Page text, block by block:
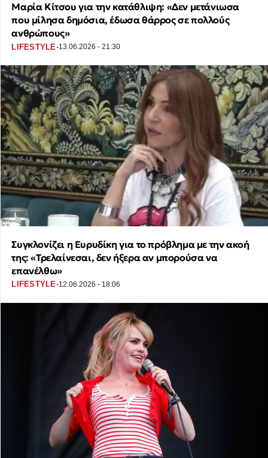
Μαρία Κίτσου για την κατάθλιψη: «Δεν μετάνιωσα
που μίλησα δημόσια, έδωσα θάρρος σε πολλούς
ανθρώπους»
LIFESTYLE ·13.06.2026 - 21:30
Συγκλονίζει η Ευρυδίκη για το πρόβλημα με την ακοή
της: «Τρελαίνεσαι, δεν ήξερα αν μπορούσα να
επανέλθω»
LIFESTYLE·12.06.2026 - 18:06